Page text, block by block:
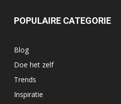
POPULAIRE CATEGORIE
Blog
Doe het zelf
Trends
Inspiratie